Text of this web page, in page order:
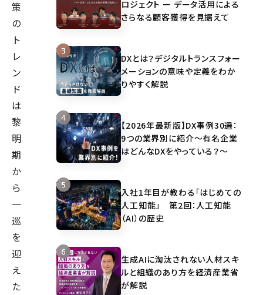
策
の
ト
レ
ン
ド
は
黎
明
期
か
ら
一
巡
を
迎
え
た
ロジェクト ー データ活用による
さらなる顧客獲得を見据えて
DXとは？デジタルトランスフォー
メーションの意味や定義をわか
りやすく解説
【2026年最新版】DX事例30選：
9つの業界別に紹介～有名企業
はどんなDXをやっている？～
入社1年目が教わる「はじめての
人工知能」 第2回：人工知能
（AI）の歴史
生成AIに淘汰されない人材スキ
ルと組織のあり方を経済産業省
が解説